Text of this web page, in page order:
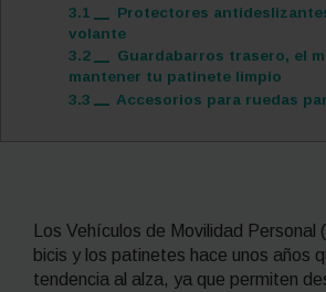
3.1
Protectores
volante
3.2
Guardabarros trasero, el
mantener tu patinete limpio
3.3
Accesorios para ruedas
Los Vehículos de Movilidad Personal
bicis y los patinetes hace unos años
tendencia al alza, ya que permiten